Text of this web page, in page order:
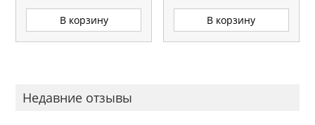
В корзину В корзину
Недавние отзывы